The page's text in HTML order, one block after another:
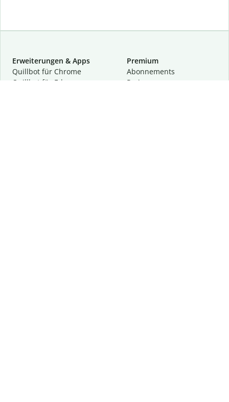
Erweiterungen & Apps
Quillbot für Chrome
Quillbot für Edge
Premium
Abon­ne­ments
Preise